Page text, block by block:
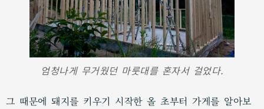
엄청나게 무거웠던 마룻대를 혼자서 걸었다.
그 때문에 돼지를 키우기 시작한 올 초부터 가게를 알아보